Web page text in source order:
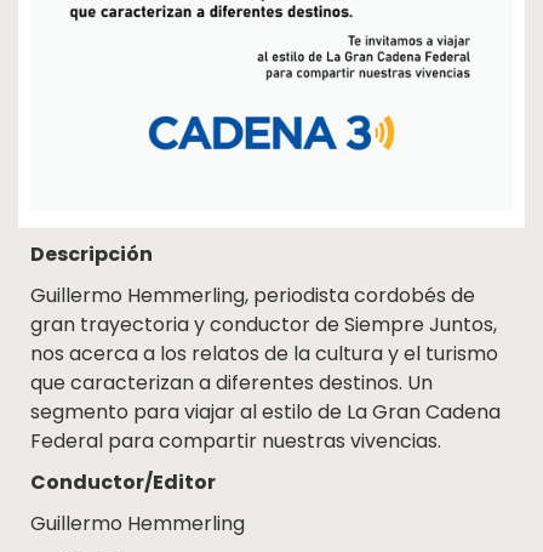
Adherite
Descripción
Guillermo Hemmerling, periodista cordobés de
gran trayectoria y conductor de Siempre Juntos,
nos acerca a los relatos de la cultura y el turismo
que caracterizan a diferentes destinos. Un
segmento para viajar al estilo de La Gran Cadena
Federal para compartir nuestras vivencias.
Conductor/Editor
Guillermo Hemmerling